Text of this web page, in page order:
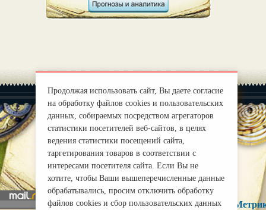
О нас |
mirprognoz@mail.ru
Продолжая использовать сайт, Вы даете согласие
на обработку файлов cookies и пользовательских
данных, собираемых посредством агрегаторов
статистики посетителей веб-сайтов, в целях
ведения статистики посещений сайта,
таргетирования товаров в соответствии с
интересами посетителя сайта. Если Вы не
хотите, чтобы Ваши вышеперечисленные данные
обрабатывались, просим отключить обработку
файлов cookies и сбор пользовательских данных